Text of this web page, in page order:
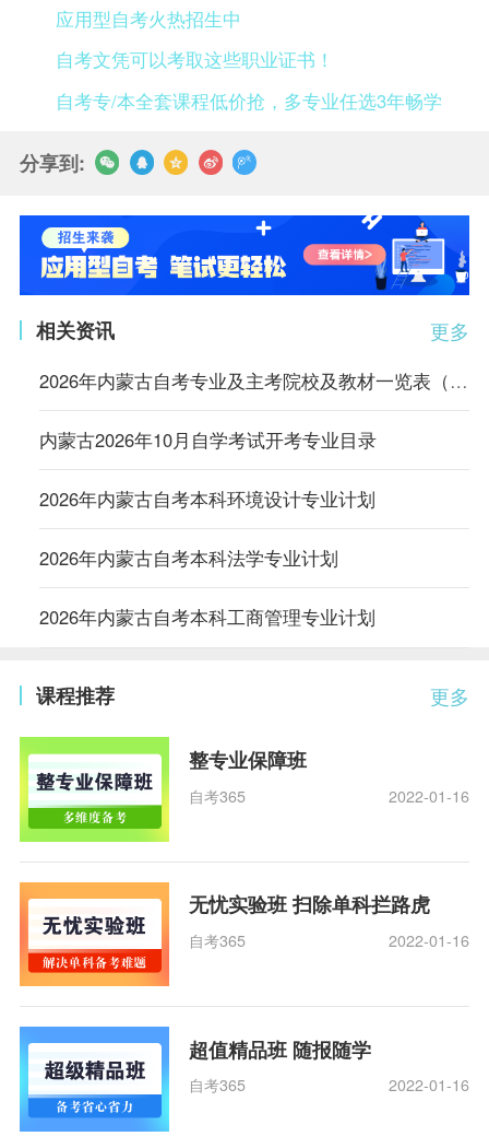
应用型自考火热招生中
自考文凭可以考取这些职业证书！
自考专/本全套课程低价抢，多专业任选3年畅学
分享到:
更多
相关资讯
2026年内蒙古自考专业及主考院校及教材一览表（部分专业）
内蒙古2026年10月自学考试开考专业目录
2026年内蒙古自考本科环境设计专业计划
2026年内蒙古自考本科法学专业计划
2026年内蒙古自考本科工商管理专业计划
更多
课程推荐
整专业保障班
自考365 2022-01-16
无忧实验班 扫除单科拦路虎
自考365 2022-01-16
超值精品班 随报随学
自考365 2022-01-16